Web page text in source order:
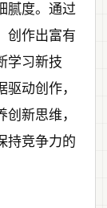
腻度。通过
创作出富有
学习新技
动创作，
新思维，
持竞争力的